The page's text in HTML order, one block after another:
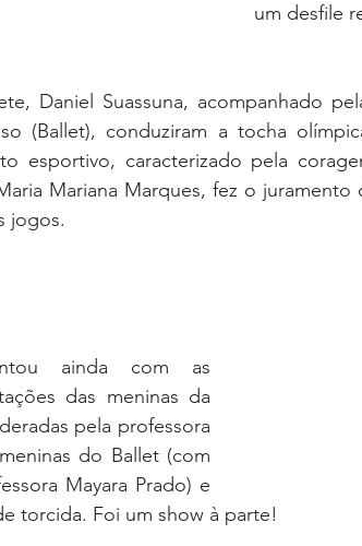
um desfile
Daniel Suassuna, acompanhado
(Ballet), conduziram a tocha
esportivo, caracterizado pela
Mariana Marques, fez o
jogos.
ainda com as
das meninas da
pela professora
do Ballet (com
Mayara Prado) e
torcida. Foi um show à parte!